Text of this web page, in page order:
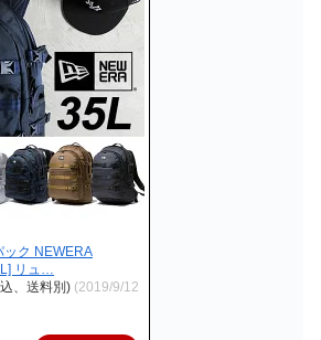
ック NEWERA
リュ…
、送料別) (2019/9/12